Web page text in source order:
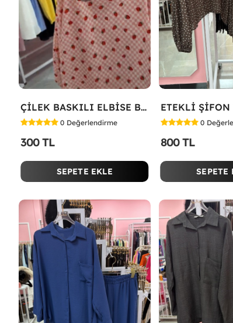
ÇİLEK BASKILI ELBİSE Bej
0 Değerlendirme
300 TL
SEPETE EKLE
0
800 TL
SEPETE